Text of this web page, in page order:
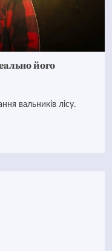
його
вальників лісу.